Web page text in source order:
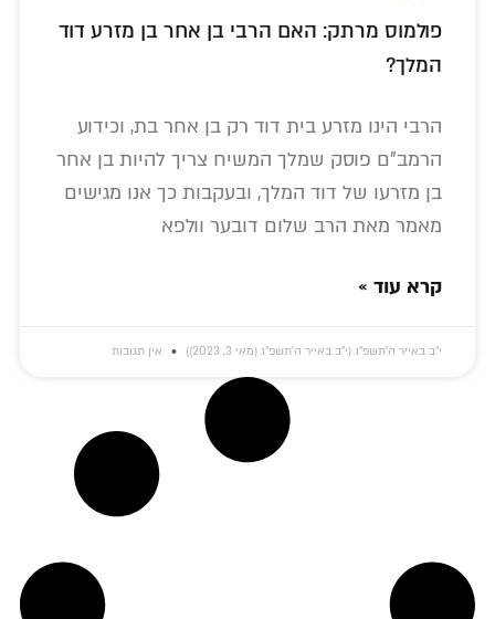
פולמוס מרתק: האם הרבי בן אחר בן מזרע דוד
המלך?
הרבי הינו מזרע בית דוד רק בן אחר בת, וכידוע
הרמב"ם פוסק שמלך המשיח צריך להיות בן אחר
בן מזרעו של דוד המלך, ובעקבות כך אנו מגישים
מאמר מאת הרב שלום דובער וולפא
קרא עוד »
י״ב באייר ה׳תשפ״ג (י״ב באייר ה׳תשפ״ג (מאי 3, 2023)) אין תגובות